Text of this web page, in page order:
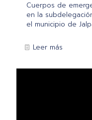
Cuerpos de
en la
el municipio de
Leer más